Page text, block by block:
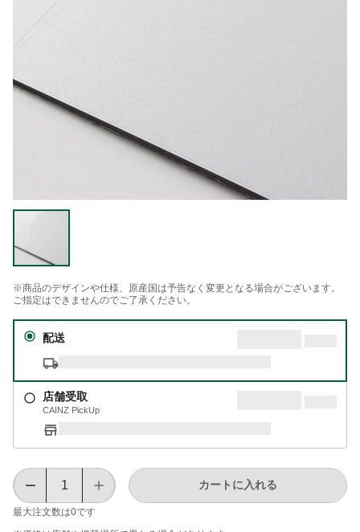
※商品のデザインや仕様、原産国は予告なく変更となる場合がございます。
ご指定はできませんのでご了承ください。
配送
店舗受取
CAINZ PickUp
最大注文数は0です
カートに入れる